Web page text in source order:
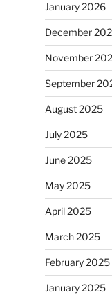
January 2026
December
November
September
August 2025
July 2025
June 2025
May 2025
April 2025
March 2025
February 2025
January 2025